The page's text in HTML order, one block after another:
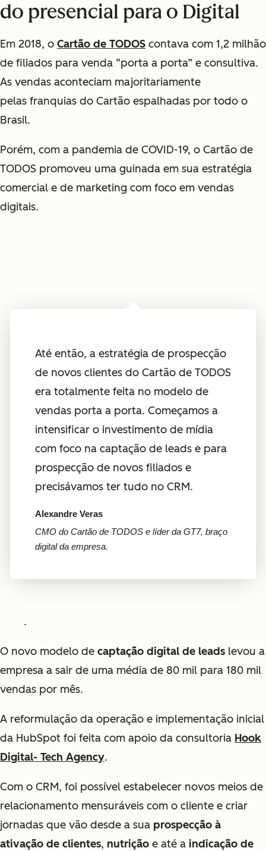
do presencial para o Digital
Em 2018, o Cartão de TODOS contava com 1,2 milhão
de filiados para venda “porta a porta” e consultiva.
As vendas aconteciam majoritariamente
pelas franquias do Cartão espalhadas por todo o
Brasil.
Porém, com a pandemia de COVID-19, o Cartão de
TODOS promoveu uma guinada em sua estratégia
comercial e de marketing com foco em vendas
digitais.
Até então, a estratégia de prospecção
de novos clientes do Cartão de TODOS
era totalmente feita no modelo de
vendas porta a porta. Começamos a
intensificar o investimento de mídia
com foco na captação de leads e para
prospecção de novos filiados e
precisávamos ter tudo no CRM.
Alexandre Veras
CMO do Cartão de TODOS e líder da GT7, braço
digital da empresa.
.
O novo modelo de captação digital de leads levou a
empresa a sair de uma média de 80 mil para 180 mil
vendas por mês.
A reformulação da operação e implementação inicial
da HubSpot foi feita com apoio da consultoria Hook
Digital- Tech Agency.
Com o CRM, foi possível estabelecer novos meios de
relacionamento mensuráveis com o cliente e criar
jornadas que vão desde a sua prospecção à
ativação de clientes, nutrição e até a indicação de